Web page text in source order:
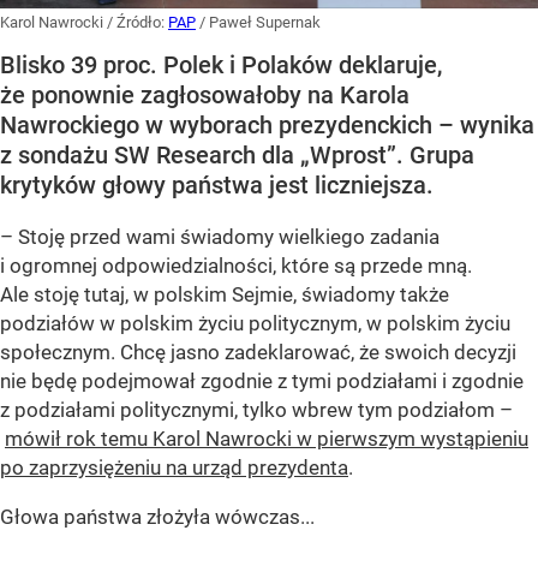
Karol Nawrocki / Źródło: PAP / Paweł Supernak
Blisko 39 proc. Polek i Polaków deklaruje,
że ponownie zagłosowałoby na Karola
Nawrockiego w wyborach prezydenckich – wynika
z sondażu SW Research dla „Wprost”. Grupa
krytyków głowy państwa jest liczniejsza.
– Stoję przed wami świadomy wielkiego zadania
i ogromnej odpowiedzialności, które są przede mną.
Ale stoję tutaj, w polskim Sejmie, świadomy także
podziałów w polskim życiu politycznym, w polskim życiu
społecznym. Chcę jasno zadeklarować, że swoich decyzji
nie będę podejmował zgodnie z tymi podziałami i zgodnie
z podziałami politycznymi, tylko wbrew tym podziałom –
mówił rok temu Karol Nawrocki w pierwszym wystąpieniu
po zaprzysiężeniu na urząd prezydenta.
Głowa państwa złożyła wówczas...